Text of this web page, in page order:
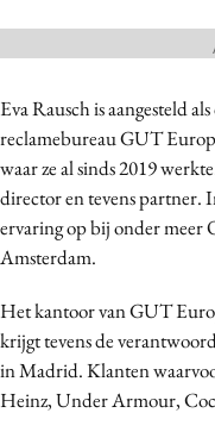
Topics
Artificial Intelligence
Bureaus
Campagnes
Contentmarketing
Craft
Customer Experience
Eva Rausch is aangesteld
reclamebureau GUT
waar ze al sinds 2019
director en tevens partner.
ervaring op bij onder
Amsterdam.
Het kantoor van GUT
krijgt tevens de
in Madrid. Klanten
Heinz, Under Armour,